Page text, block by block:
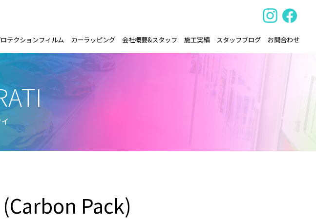
テクションフィルム カーラッピング 会社概要&スタッフ 施工実績 スタッフブログ お問合わせ
Pack)